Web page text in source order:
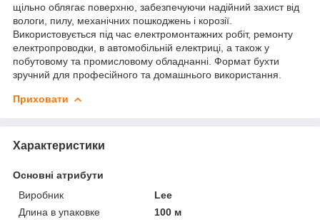
щільно облягає поверхню, забезпечуючи надійний захист від
вологи, пилу, механічних пошкоджень і корозії.
Використовується під час електромонтажних робіт, ремонту
електропроводки, в автомобільній електриці, а також у
побутовому та промисловому обладнанні. Формат бухти
зручний для професійного та домашнього використання.
Приховати
Характеристики
Основні атрибути
Виробник
Lee
Длина в упаковке
100 м